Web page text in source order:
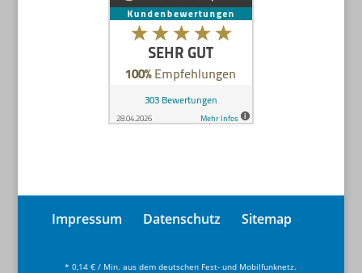
Impressum Datenschutz Sitemap
* 0,14 € / Min. aus dem deutschen Fest- und Mobilfunknetz.